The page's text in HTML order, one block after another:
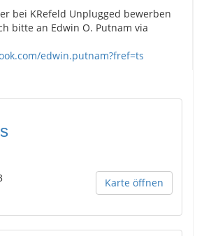
bei KRefeld Unplugged bewerben
bitte an Edwin O. Putnam via
edwin.putnam?fref=ts
Karte öffnen